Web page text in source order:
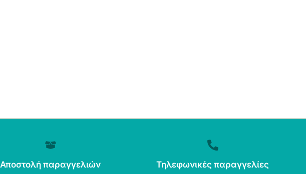
Αποστολή παραγγελιών Τηλεφωνικές παραγγελίες